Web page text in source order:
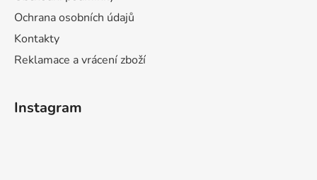
Ochrana osobních údajů
Kontakty
Reklamace a vrácení zboží
Instagram